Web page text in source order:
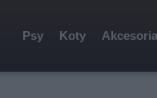
Psy Koty Akcesoria